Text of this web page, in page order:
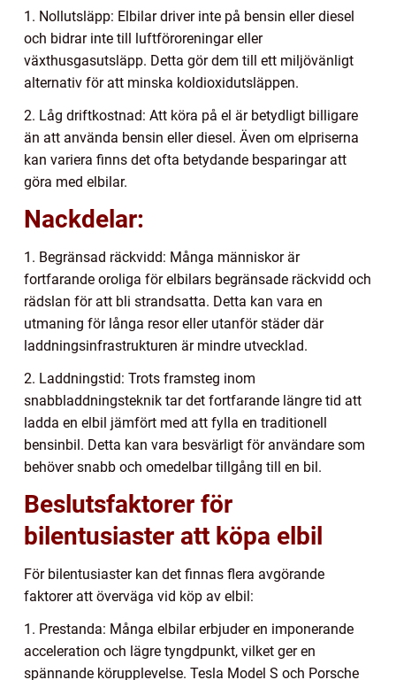
1. Nollutsläpp: Elbilar driver inte på bensin eller diesel
och bidrar inte till luftföroreningar eller
växthusgasutsläpp. Detta gör dem till ett miljövänligt
alternativ för att minska koldioxidutsläppen.
2. Låg driftkostnad: Att köra på el är betydligt billigare
än att använda bensin eller diesel. Även om elpriserna
kan variera finns det ofta betydande besparingar att
göra med elbilar.
Nackdelar:
1. Begränsad räckvidd: Många människor är
fortfarande oroliga för elbilars begränsade räckvidd och
rädslan för att bli strandsatta. Detta kan vara en
utmaning för långa resor eller utanför städer där
laddningsinfrastrukturen är mindre utvecklad.
2. Laddningstid: Trots framsteg inom
snabbladdningsteknik tar det fortfarande längre tid att
ladda en elbil jämfört med att fylla en traditionell
bensinbil. Detta kan vara besvärligt för användare som
behöver snabb och omedelbar tillgång till en bil.
Beslutsfaktorer för
bilentusiaster att köpa elbil
För bilentusiaster kan det finnas flera avgörande
faktorer att överväga vid köp av elbil:
1. Prestanda: Många elbilar erbjuder en imponerande
acceleration och lägre tyngdpunkt, vilket ger en
spännande körupplevelse. Tesla Model S och Porsche